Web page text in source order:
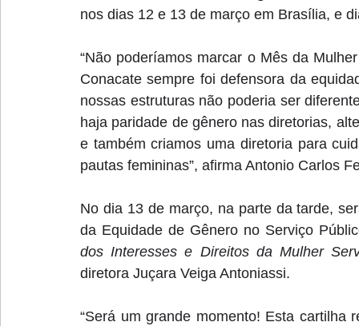
nos dias 12 e 13 de março em Brasília, e
“Não poderíamos marcar o Mês da
Conacate sempre foi defensora da
nossas estruturas não poderia ser
haja paridade de gênero nas diretorias,
e também criamos uma diretoria para
pautas femininas”, afirma Antonio Carlos
No dia 13 de março, na parte da tarde,
da Equidade de Gênero no Serviço
dos Interesses e Direitos da Mulher
diretora Juçara Veiga Antoniassi.
“Será um grande momento! Esta cartilha